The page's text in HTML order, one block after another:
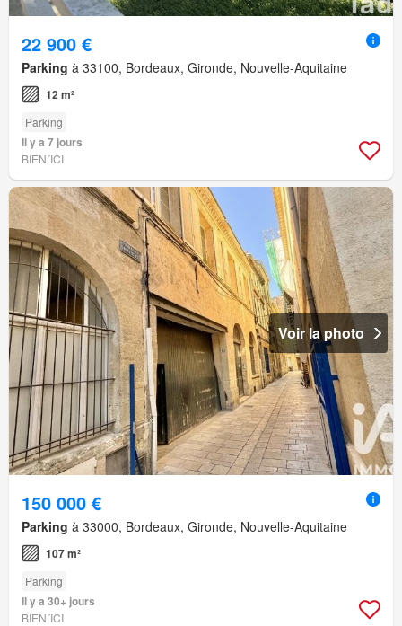
22 900 €
Parking à 33100, Bordeaux, Gironde, Nouvelle-Aquitaine
12 m²
Parking
Il y a 7 jours
BIEN´ICI
Voir la photo
150 000 €
Parking à 33000, Bordeaux, Gironde, Nouvelle-Aquitaine
107 m²
Parking
Il y a 30+ jours
BIEN´ICI